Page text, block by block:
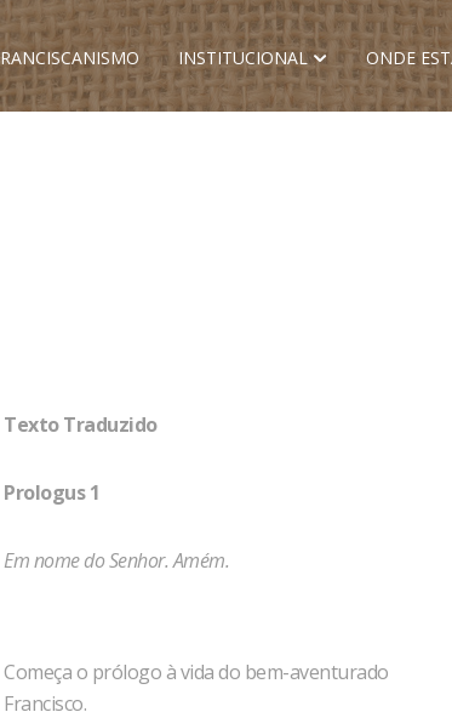
INSTITUCIONAL ONDE
Texto Traduzido
Prologus 1
Em nome do Senhor. Amém.
Começa o prólogo à vida do bem-aventurado
Francisco.